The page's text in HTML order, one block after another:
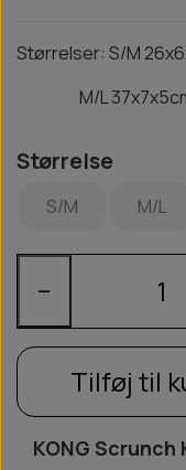
Størrelser: S/M
M/L
Størrelse
S/M M/L
−
Tilføj til
KONG